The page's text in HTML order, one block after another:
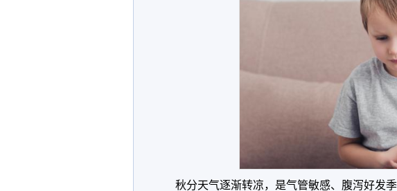
秋分天气逐渐转凉，是气管敏感、腹泻好发